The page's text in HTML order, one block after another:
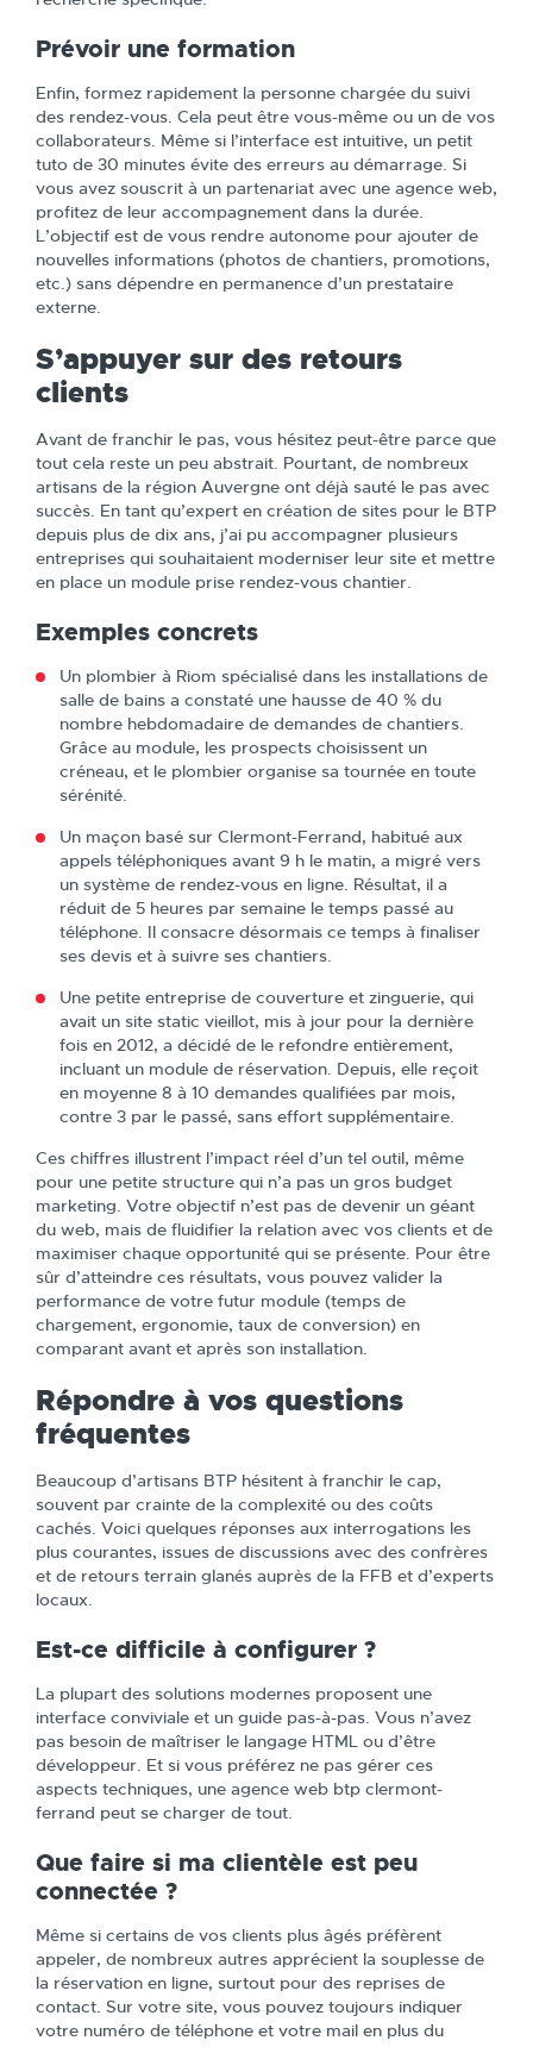
Prévoir une formation
Enfin, formez rapidement la personne chargée du suivi
des rendez-vous. Cela peut être vous-même ou un de vos
collaborateurs. Même si l’interface est intuitive, un petit
tuto de 30 minutes évite des erreurs au démarrage. Si
vous avez souscrit à un partenariat avec une agence web,
profitez de leur accompagnement dans la durée.
L’objectif est de vous rendre autonome pour ajouter de
nouvelles informations (photos de chantiers, promotions,
etc.) sans dépendre en permanence d’un prestataire
externe.
S’appuyer sur des retours
clients
Avant de franchir le pas, vous hésitez peut-être parce que
tout cela reste un peu abstrait. Pourtant, de nombreux
artisans de la région Auvergne ont déjà sauté le pas avec
succès. En tant qu’expert en création de sites pour le BTP
depuis plus de dix ans, j’ai pu accompagner plusieurs
entreprises qui souhaitaient moderniser leur site et mettre
en place un module prise rendez-vous chantier.
Exemples concrets
Un plombier à Riom spécialisé dans les installations de
salle de bains a constaté une hausse de 40 % du
nombre hebdomadaire de demandes de chantiers.
Grâce au module, les prospects choisissent un
créneau, et le plombier organise sa tournée en toute
sérénité.
Un maçon basé sur Clermont-Ferrand, habitué aux
appels téléphoniques avant 9 h le matin, a migré vers
un système de rendez-vous en ligne. Résultat, il a
réduit de 5 heures par semaine le temps passé au
téléphone. Il consacre désormais ce temps à finaliser
ses devis et à suivre ses chantiers.
Une petite entreprise de couverture et zinguerie, qui
avait un site static vieillot, mis à jour pour la dernière
fois en 2012, a décidé de le refondre entièrement,
incluant un module de réservation. Depuis, elle reçoit
en moyenne 8 à 10 demandes qualifiées par mois,
contre 3 par le passé, sans effort supplémentaire.
Ces chiffres illustrent l’impact réel d’un tel outil, même
pour une petite structure qui n’a pas un gros budget
marketing. Votre objectif n’est pas de devenir un géant
du web, mais de fluidifier la relation avec vos clients et de
maximiser chaque opportunité qui se présente. Pour être
sûr d’atteindre ces résultats, vous pouvez valider la
performance de votre futur module (temps de
chargement, ergonomie, taux de conversion) en
comparant avant et après son installation.
Répondre à vos questions
fréquentes
Beaucoup d’artisans BTP hésitent à franchir le cap,
souvent par crainte de la complexité ou des coûts
cachés. Voici quelques réponses aux interrogations les
plus courantes, issues de discussions avec des confrères
et de retours terrain glanés auprès de la FFB et d’experts
locaux.
Est-ce difficile à configurer ?
La plupart des solutions modernes proposent une
interface conviviale et un guide pas-à-pas. Vous n’avez
pas besoin de maîtriser le langage HTML ou d’être
développeur. Et si vous préférez ne pas gérer ces
aspects techniques, une agence web btp clermont-
ferrand peut se charger de tout.
Que faire si ma clientèle est peu
connectée ?
Même si certains de vos clients plus âgés préfèrent
appeler, de nombreux autres apprécient la souplesse de
la réservation en ligne, surtout pour des reprises de
contact. Sur votre site, vous pouvez toujours indiquer
votre numéro de téléphone et votre mail en plus du